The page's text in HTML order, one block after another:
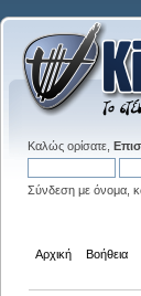
Καλώς ορίσατε,
Σύνδεση με όνομα,
Αρχική Βοήθεια